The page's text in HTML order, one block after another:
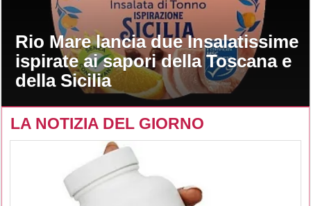
Rio Mare lancia due Insalatissime
ispirate ai sapori della Toscana e
della Sicilia
LA NOTIZIA DEL GIORNO